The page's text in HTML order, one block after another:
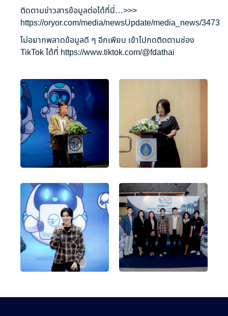
ติดตามข่าวสารข้อมูลต่อได้ที่นี่…>>>
https://oryor.com/media/newsUpdate/media_news/3473
ไม่อยากพลาดข้อมูลดี ๆ อีกเพียบ เข้าไปกดติดตามช่อง
TikTok ได้ที่ https://www.tiktok.com/@fdathai